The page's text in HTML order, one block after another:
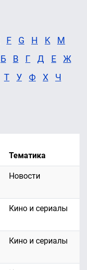
F G H K
M
Б В Г Д Е
Ж
Т У Ф Х
Ч
Тематика
Новости
Кино и сериалы
Кино и сериалы